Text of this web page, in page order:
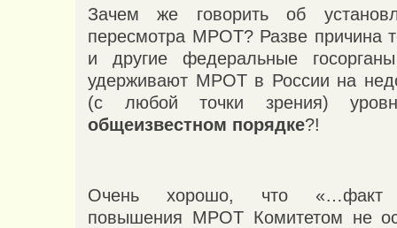
Зачем же говорить об
пересмотра МРОТ? Разве причина
и другие федеральные
удерживают МРОТ в России на
(с любой точки зрения)
общеизвестном порядке?!
Очень хорошо, что «…факт
повышения МРОТ Комитетом не